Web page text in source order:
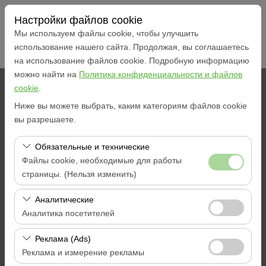
Настройки файлов cookie
Мы используем файлы cookie, чтобы улучшить
использование нашего сайта. Продолжая, вы соглашаетесь
на использование файлов cookie. Подробную информацию
можно найти на Политика конфиденциальности и файлов
cookie
Ниже вы можете выбрать, каким категориям файлов cookie
вы разрешаете.
Обязательные и технические
Файлы cookie, необходимые для работы
страницы. (Нельзя изменить)
Эти файлы cookie необходимы для корректной
работы сайта, безопасности, управления сеансами и
базовых функций. Их нельзя отключить.
Аналитические
Аналитика посетителей
Эти файлы cookie позволяют нам анализировать, как
используется наш сайт (количество посетителей,
самые посещаемые страницы, поведение
Реклама (Ads)
Реклама и измерение рекламы
Чувствительный элемент
Muğla Ментеше Центр
Указать другое место возврата машины
Дата и время пуска
Дата и время возврата